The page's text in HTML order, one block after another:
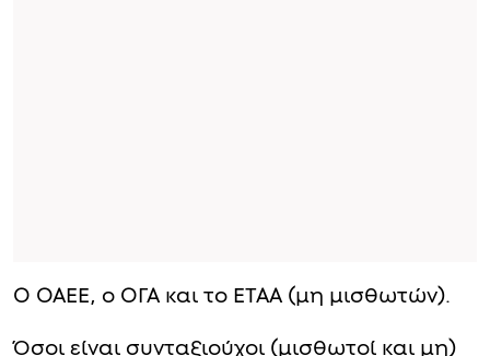
Ο ΟΑΕΕ, ο ΟΓΑ και το ΕΤΑΑ (μη μισθωτών).
Όσοι είναι συνταξιούχοι (μισθωτοί και μη)